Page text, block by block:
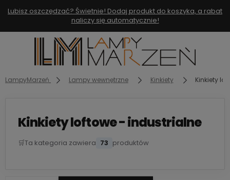
Lubisz oszczędzać? Świetnie! Dodaj produkt do koszyka, a rabat
naliczy się automatycznie!
LampyMarzeń Lampy wewnętrzne Kinkiety Kinkiety
Kinkiety loftowe - industrialne
🛒Ta kategoria zawiera 73 produktów